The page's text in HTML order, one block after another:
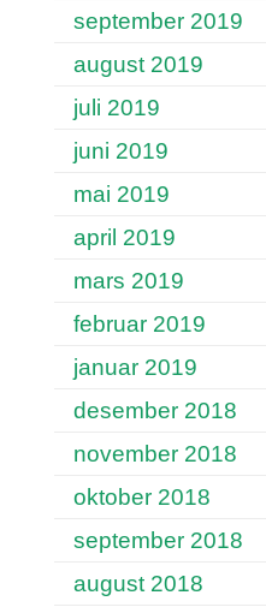
september 2019
august 2019
juli 2019
juni 2019
mai 2019
april 2019
mars 2019
februar 2019
januar 2019
desember 2018
november 2018
oktober 2018
september 2018
august 2018